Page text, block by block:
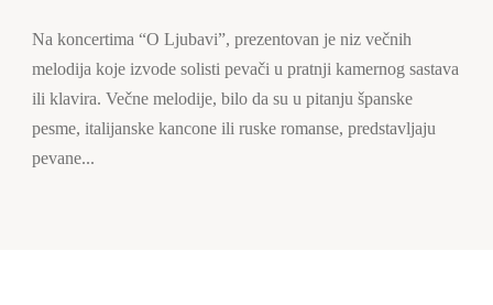
Na koncertima “O Ljubavi”, prezentovan je niz večnih
melodija koje izvode solisti pevači u pratnji kamernog sastava
ili klavira. Večne melodije, bilo da su u pitanju španske
pesme, italijanske kancone ili ruske romanse, predstavljaju
pevane...